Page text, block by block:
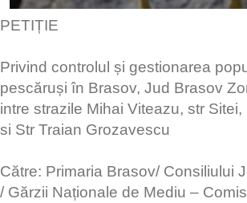
​PETIȚIE
​Privind controlul și gestionarea
pescăruși în Brasov, Jud Brasov
intre strazile Mihai Viteazu, str
si Str Traian Grozavescu
​Către: Primaria Brasov/ Consiliului
/ Gărzii Naționale de Mediu –